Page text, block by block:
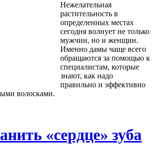
Нежелательная
растительность в
определенных местах
сегодня волнует не только
мужчин, но и женщин.
Именно дамы чаще всего
обращаются за помощью к
специалистам, которые
знают, как надо
правильно и эффективно
волосками.
«сердце» зуба